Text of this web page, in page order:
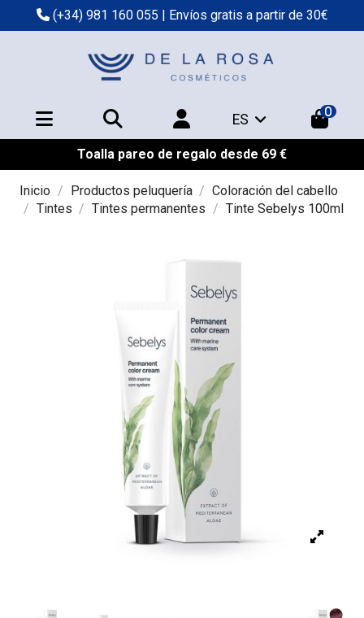
(+34) 981 160 055 | Envíos gratis a partir de 30€
ES 0
Toalla pareo de regalo desde 69 €
Inicio Productos peluquería
Coloración del cabello
Tintes
Tintes permanentes Tinte Sebelys 100ml